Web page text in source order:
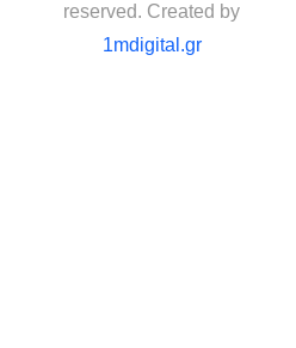
reserved. Created by
1mdigital.gr